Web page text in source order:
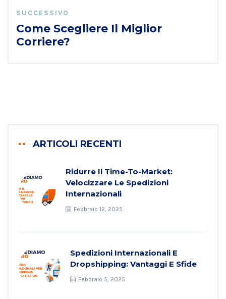
SUCCESSIVO
Come Scegliere Il Miglior
Corriere?
ARTICOLI RECENTI
Ridurre Il Time-To-Market:
Velocizzare Le Spedizioni
Internazionali
Febbraio 12, 2025
Spedizioni Internazionali E
Dropshipping: Vantaggi E Sfide
Febbraio 5, 2025